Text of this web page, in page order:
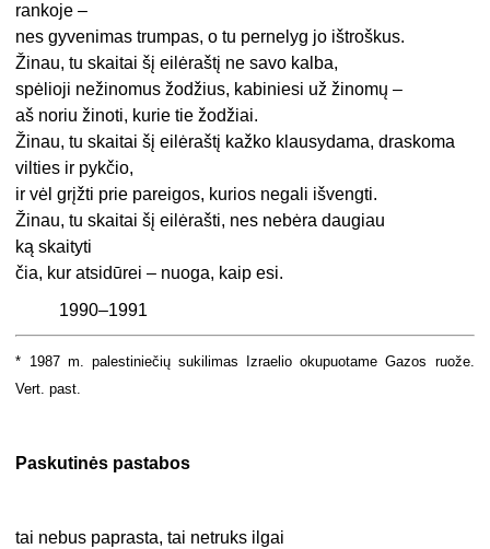
rankoje –
nes gyvenimas trumpas, o tu pernelyg jo ištroškus.
Žinau, tu skaitai šį eilėraštį ne savo kalba,
spėlioji nežinomus žodžius, kabiniesi už žinomų –
aš noriu žinoti, kurie tie žodžiai.
Žinau, tu skaitai šį eilėraštį kažko klausydama, draskoma
vilties ir pykčio,
ir vėl grįžti prie pareigos, kurios negali išvengti.
Žinau, tu skaitai šį eilėrašti, nes nebėra daugiau
ką skaityti
čia, kur atsidūrei – nuoga, kaip esi.
1990–1991
* 1987 m. palestiniečių sukilimas Izraelio okupuotame Gazos ruože.
Vert. past.
Paskutinės pastabos
tai nebus paprasta, tai netruks ilgai